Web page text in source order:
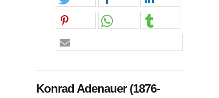
Konrad Adenauer (1876-